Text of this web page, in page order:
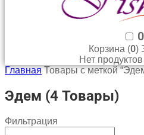
0
Корзина (0)
Нет
Главная Товары с меткой
Эдем (4 Товары)
Фильтрация